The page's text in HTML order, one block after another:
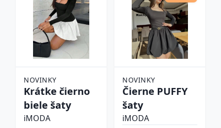
NOVINKY
Krátke čierno
biele šaty
iMODA
NOVINKY
Čierne PUFFY
šaty
iMODA